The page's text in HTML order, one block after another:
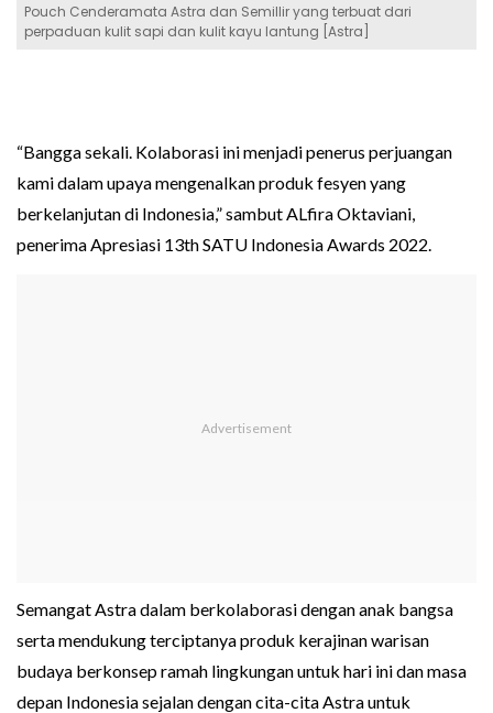
Pouch Cenderamata Astra dan Semillir yang terbuat dari
perpaduan kulit sapi dan kulit kayu lantung [Astra]
“Bangga sekali. Kolaborasi ini menjadi penerus perjuangan
kami dalam upaya mengenalkan produk fesyen yang
berkelanjutan di Indonesia,” sambut ALfira Oktaviani,
penerima Apresiasi 13th SATU Indonesia Awards 2022.
Semangat Astra dalam berkolaborasi dengan anak bangsa
serta mendukung terciptanya produk kerajinan warisan
budaya berkonsep ramah lingkungan untuk hari ini dan masa
depan Indonesia sejalan dengan cita-cita Astra untuk